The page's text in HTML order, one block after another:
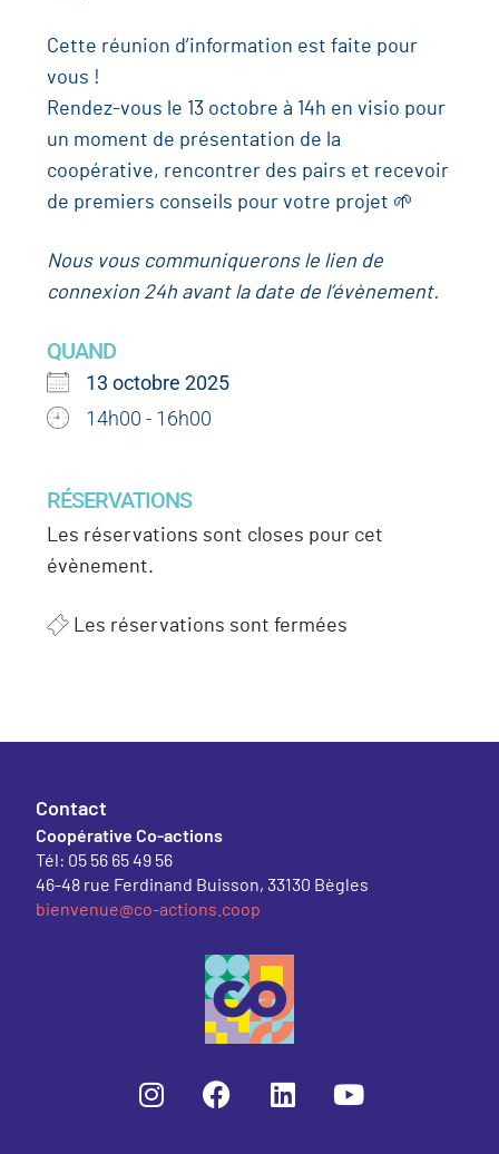
Cette réunion d’information est faite pour
vous !
Rendez-vous le 13 octobre à 14h en visio pour
un moment de présentation de la
coopérative, rencontrer des pairs et recevoir
de premiers conseils pour votre projet 🌱
Nous vous communiquerons le lien de
connexion 24h avant la date de l’évènement.
QUAND
13 octobre 2025
14h00 - 16h00
RÉSERVATIONS
Les réservations sont closes pour cet
évènement.
Les réservations sont fermées
Contact
Coopérative Co-actions
Tél: 05 56 65 49 56
46-48 rue Ferdinand Buisson, 33130 Bègles
bienvenue@co-actions.coop